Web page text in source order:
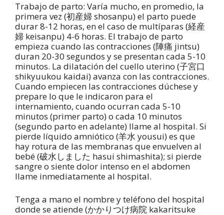
Trabajo de parto: Varía mucho, en promedio, la
primera vez (初産婦 shosanpu) el parto puede
durar 8-12 horas, en el caso de multíparas (経産
婦 keisanpu) 4-6 horas. El trabajo de parto
empieza cuando las contracciones (陣痛 jintsu)
duran 20-30 segundos y se presentan cada 5-10
minutos. La dilatación del cuello uterino (子宮口
shikyuukou kaidai) avanza con las contracciones.
Cuando empiecen las contracciones dúchese y
prepare lo que le indicaron para el
internamiento, cuando ocurran cada 5-10
minutos (primer parto) o cada 10 minutos
(segundo parto en adelante) llame al hospital. Si
pierde líquido amniótico (羊水 yousui) es que
hay rotura de las membranas que envuelven al
bebé (破水しました hasui shimashita); si pierde
sangre o siente dolor intenso en el abdomen
llame inmediatamente al hospital.
Tenga a mano el nombre y teléfono del hospital
donde se atiende (かかりつけ病院 kakaritsuke